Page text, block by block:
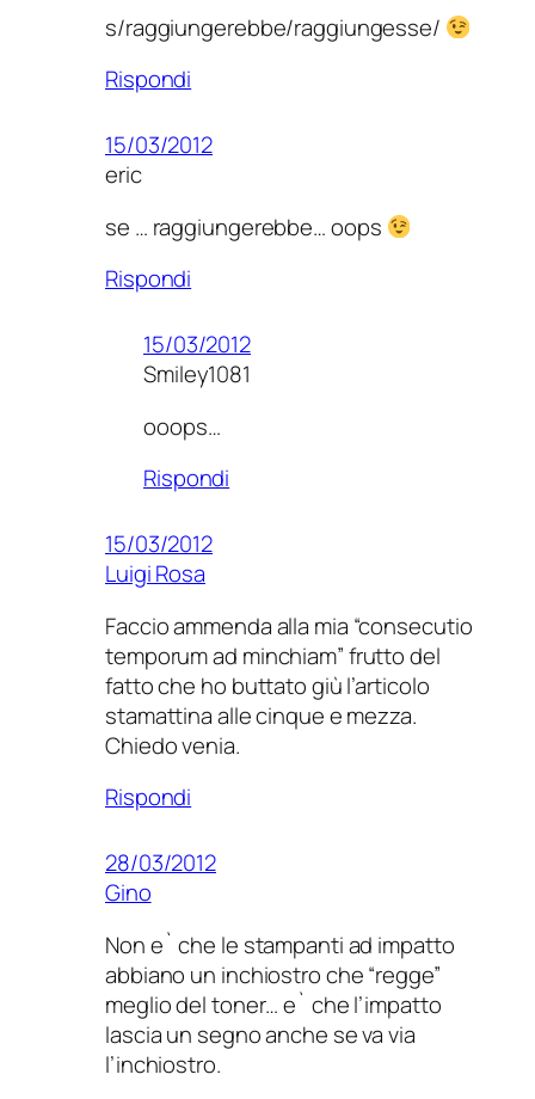
s/raggiungerebbe/raggiungesse/
Rispondi
15/03/2012
eric
se … raggiungerebbe… oops
Rispondi
15/03/2012
Smiley1081
ooops…
Rispondi
15/03/2012
Luigi Rosa
Faccio ammenda alla mia “consecutio
temporum ad minchiam” frutto del
fatto che ho buttato giù l’articolo
stamattina alle cinque e mezza.
Chiedo venia.
Rispondi
28/03/2012
Gino
Non e` che le stampanti ad impatto
abbiano un inchiostro che “regge”
meglio del toner… e` che l’impatto
lascia un segno anche se va via
l’inchiostro.